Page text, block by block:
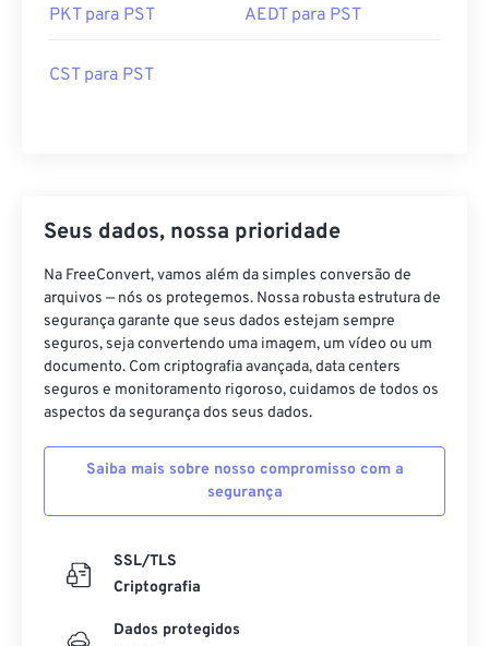
PKT para PST AEDT para PST
CST para PST
Seus dados, nossa prioridade
Na FreeConvert, vamos além da simples conversão de
arquivos — nós os protegemos. Nossa robusta estrutura de
segurança garante que seus dados estejam sempre
seguros, seja convertendo uma imagem, um vídeo ou um
documento. Com criptografia avançada, data centers
seguros e monitoramento rigoroso, cuidamos de todos os
aspectos da segurança dos seus dados.
Saiba mais sobre nosso compromisso com a
segurança
SSL/TLS
Criptografia
Dados protegidos